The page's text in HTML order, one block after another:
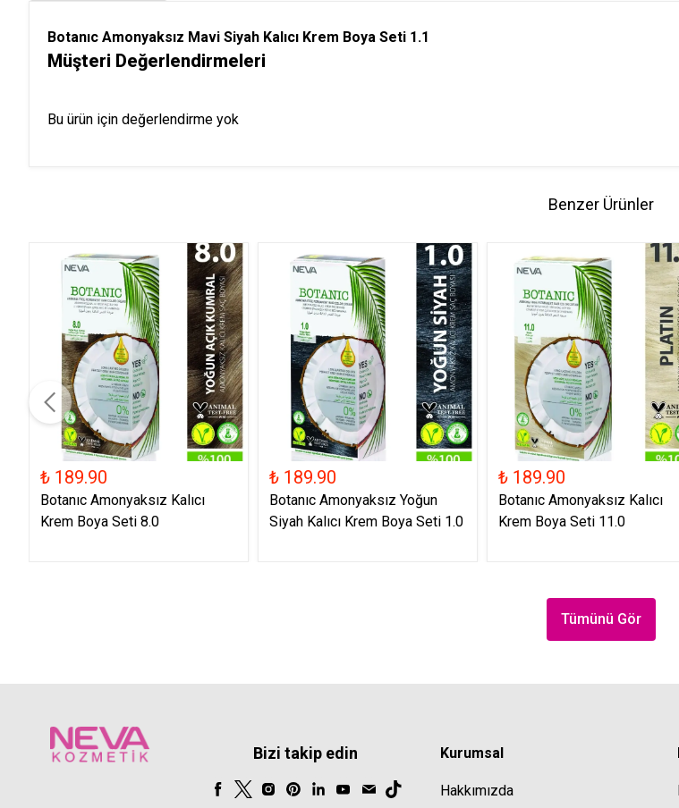
Botanıc Amonyaksız Mavi Siyah Kalıcı Krem Boya Seti 1.1
Müşteri Değerlendirmeleri
Bu ürün için değerlendirme yok
Benzer Ürünler
₺ 189.90
Botanıc Amonyaksız Kalıcı
Krem Boya Seti 8.0
₺ 189.90
Botanıc Amonyaksız Yoğun
Siyah Kalıcı Krem Boya Seti 1.0
₺ 189.90
Botanıc Amonyaksız Kalıcı
Krem Boya Seti 11.0
Tümünü Gör
Bizi takip edin Kurumsal
Hakkımızda